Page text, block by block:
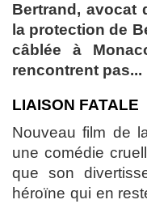
Bertrand, avocat
la protection de
câblée à
rencontrent pas...
LIAISON FATALE
Nouveau film de
une comédie
que son
héroïne qui en